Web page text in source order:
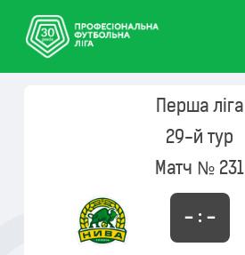
Перша ліга
29-й тур
Матч № 231
– : –